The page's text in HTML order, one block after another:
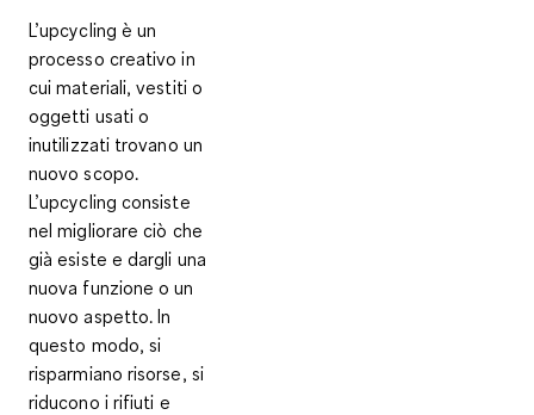
L’upcycling è un
processo creativo in
cui materiali, vestiti o
oggetti usati o
inutilizzati trovano un
nuovo scopo.
L’upcycling consiste
nelmigliorare ciò che
già esiste edargli una
nuova funzione o un
nuovo aspetto. In
questo modo, si
risparmiano risorse, si
riducono i rifiuti e